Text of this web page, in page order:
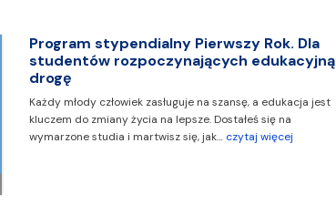
Program stypendialny Pierwszy Rok. Dla
studentów rozpoczynających edukacyjną
drogę
Każdy młody człowiek zasługuje na szansę, a edukacja jest
kluczem do zmiany życia na lepsze. Dostałeś się na
wymarzone studia i martwisz się, jak… czytaj więcej